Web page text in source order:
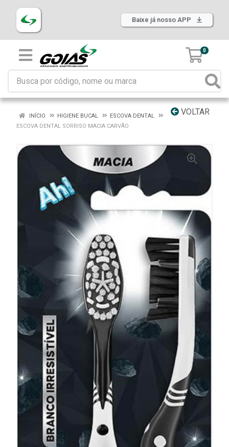
Baixe já nosso APP
0
VOLTAR
INÍCIO HIGIENE BUCAL
ESCOVA DENTAL
ESCOVA DENTAL SORRISO MACIA CARVÃO